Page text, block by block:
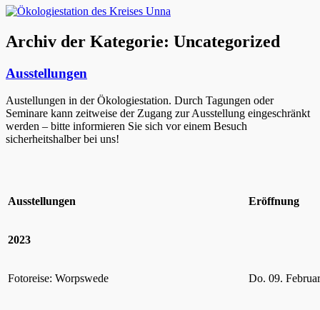
Archiv der Kategorie: Uncategorized
Ausstellungen
Austellungen in der Ökologiestation. Durch Tagungen oder
Seminare kann zeitweise der Zugang zur Ausstellung eingeschränkt
werden – bitte informieren Sie sich vor einem Besuch
sicherheitshalber bei uns!
Ausstellungen Eröffnung
2023
Fotoreise: Worpswede Do. 09.